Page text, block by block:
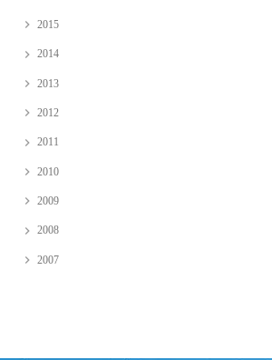
2015
2014
2013
2012
2011
2010
2009
2008
2007